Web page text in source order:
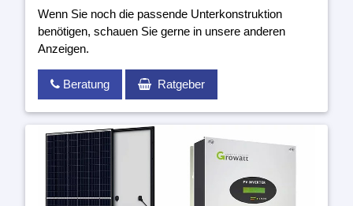
Wenn Sie noch die passende Unterkonstruktion
benötigen, schauen Sie gerne in unsere anderen
Anzeigen.
Beratung Ratgeber